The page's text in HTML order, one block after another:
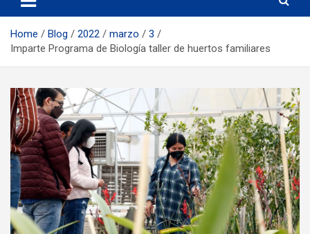
Home Blog 2022 marzo
3
Imparte Programa de Biología taller de huertos familiares